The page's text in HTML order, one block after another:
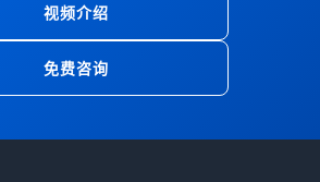
视频介绍
免费咨询